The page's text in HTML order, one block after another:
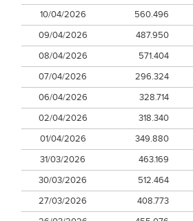
10/04/2026
560.496
09/04/2026
487.950
08/04/2026
571.404
07/04/2026
296.324
06/04/2026
328.714
02/04/2026
318.340
01/04/2026
349.880
31/03/2026
463.169
30/03/2026
512.464
27/03/2026
408.773